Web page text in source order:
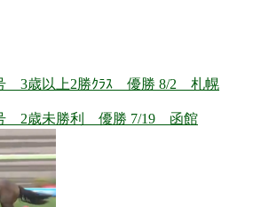
3歳以上2勝ｸﾗｽ 優勝 8/2 札幌
2歳未勝利 優勝 7/19 函館